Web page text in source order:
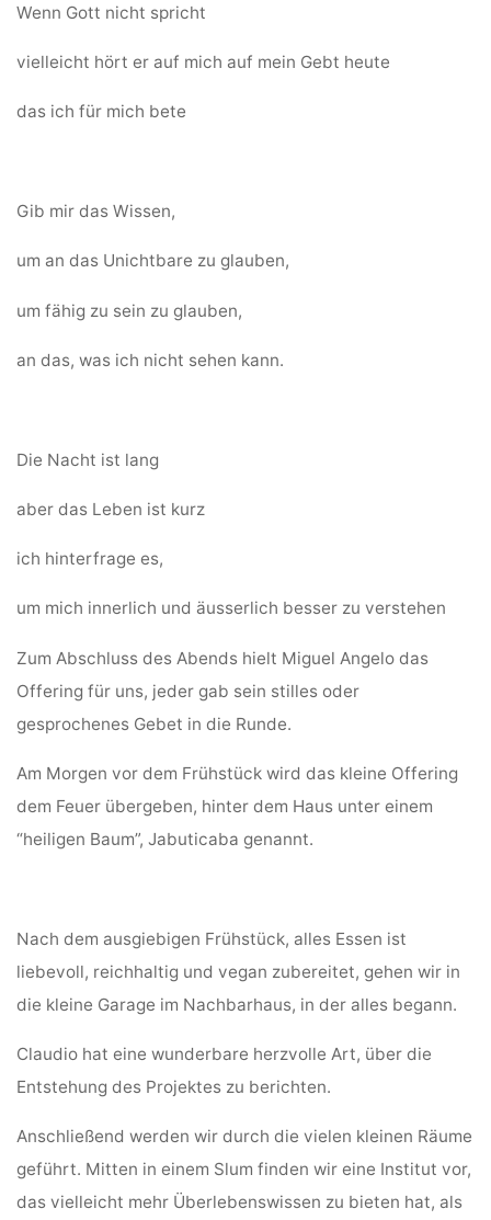
Wenn Gott nicht spricht
vielleicht hört er auf mich auf mein Gebt heute
das ich für mich bete
Gib mir das Wissen,
um an das Unichtbare zu glauben,
um fähig zu sein zu glauben,
an das, was ich nicht sehen kann.
Die Nacht ist lang
aber das Leben ist kurz
ich hinterfrage es,
um mich innerlich und äusserlich besser zu verstehen
Zum Abschluss des Abends hielt Miguel Angelo das
Offering für uns, jeder gab sein stilles oder
gesprochenes Gebet in die Runde.
Am Morgen vor dem Frühstück wird das kleine Offering
dem Feuer übergeben, hinter dem Haus unter einem
“heiligen Baum”, Jabuticaba genannt.
Nach dem ausgiebigen Frühstück, alles Essen ist
liebevoll, reichhaltig und vegan zubereitet, gehen wir in
die kleine Garage im Nachbarhaus, in der alles begann.
Claudio hat eine wunderbare herzvolle Art, über die
Entstehung des Projektes zu berichten.
Anschließend werden wir durch die vielen kleinen Räume
geführt. Mitten in einem Slum finden wir eine Institut vor,
das vielleicht mehr Überlebenswissen zu bieten hat, als